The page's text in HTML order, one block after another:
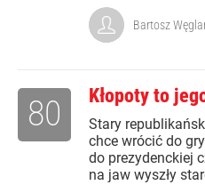
Bartosz
Kłopoty to
Stary
chce wrócić do
do prezydenckiej
na jaw wyszły
80